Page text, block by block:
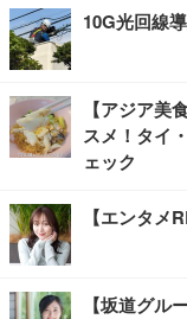
10G光回線
【アジア美
スメ！タイ
ェック
【エンタメ
【坂道グル